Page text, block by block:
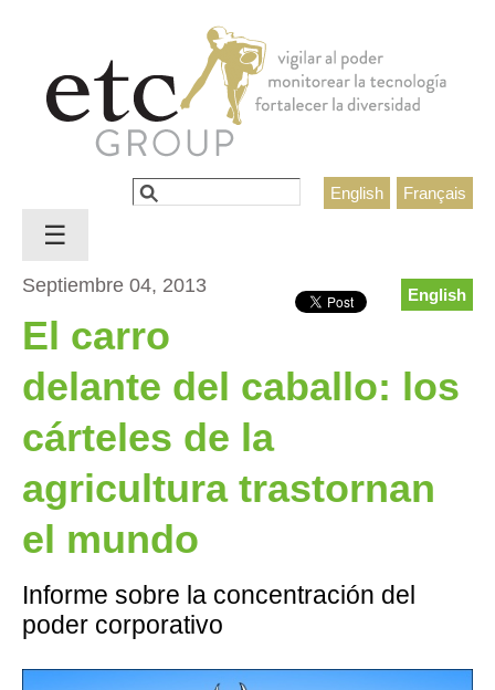
Français
English
Formulario de búsqueda
Buscar
English
Septiembre 04, 2013
El carro
delante del caballo: los
cárteles de la
agricultura trastornan
el mundo
Informe sobre la concentración del
poder corporativo
☰